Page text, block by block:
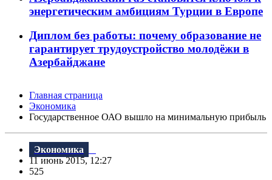
энергетическим амбициям Турции в Европе
Диплом без работы: почему образование не
гарантирует трудоустройство молодёжи в
Азербайджане
Главная страница
Экономика
Государственное ОАО вышло на минимальную прибыль
Экономика
11 июнь 2015, 12:27
525